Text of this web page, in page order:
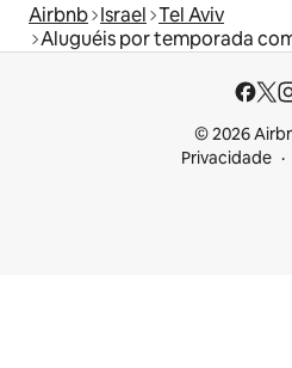
Airbnb Israel Tel Aviv
Aluguéis por temporada
© 2026
Privacidade